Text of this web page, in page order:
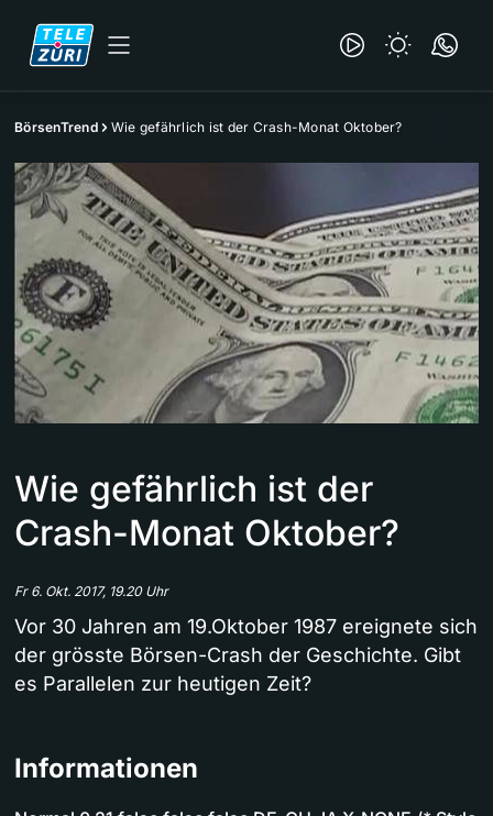
BörsenTrend Wie gefährlich ist der Crash-Monat Oktober?
Wie gefährlich ist der
Crash-Monat Oktober?
Fr 6. Okt. 2017, 19.20 Uhr
Vor 30 Jahren am 19.Oktober 1987 ereignete sich
der grösste Börsen-Crash der Geschichte. Gibt
es Parallelen zur heutigen Zeit?
Informationen